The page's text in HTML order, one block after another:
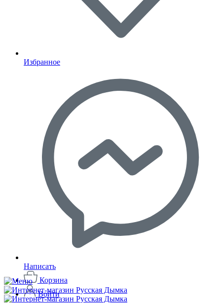
Избранное
Написать
Корзина
Войти